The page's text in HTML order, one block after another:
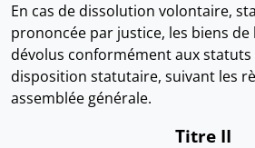
En cas de dissolution volontaire,
prononcée par justice, les biens de
dévolus conformément aux statuts
disposition statutaire, suivant les
assemblée générale.
Titre II